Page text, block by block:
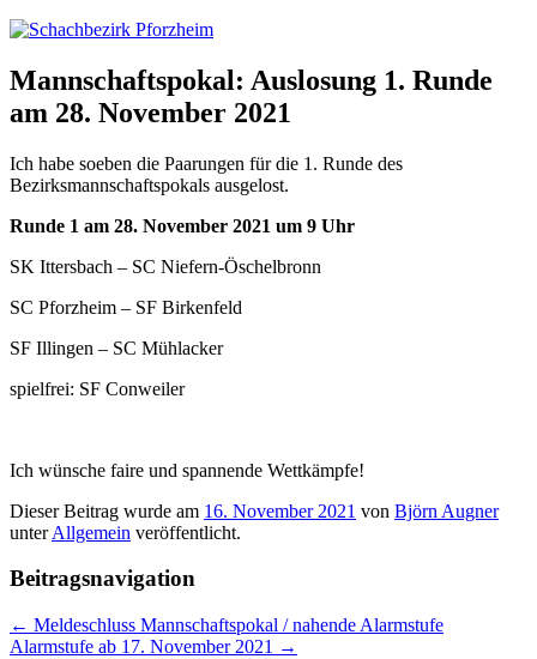
Mannschaftspokal: Auslosung 1. Runde
am 28. November 2021
Ich habe soeben die Paarungen für die 1. Runde des
Bezirksmannschaftspokals ausgelost.
Runde 1 am 28. November 2021 um 9 Uhr
SK Ittersbach – SC Niefern-Öschelbronn
SC Pforzheim – SF Birkenfeld
SF Illingen – SC Mühlacker
spielfrei: SF Conweiler
Ich wünsche faire und spannende Wettkämpfe!
Dieser Beitrag wurde am 16. November 2021 von Björn Augner
unterAllgemein veröffentlicht.
Beitragsnavigation
← Meldeschluss Mannschaftspokal / nahende Alarmstufe
Alarmstufe ab 17. November 2021 →